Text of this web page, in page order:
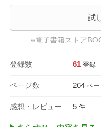
試
※電子書籍ストア
登録数 61 登録
ページ数 264 ペー
感想・レビュー 5 件